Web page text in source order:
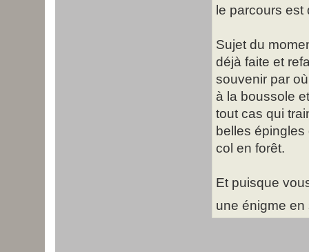
le parcours
Sujet du
déjà faite et
souvenir par
à la boussole
tout cas qui
belles
col en forêt.
Et puisque
une énigme